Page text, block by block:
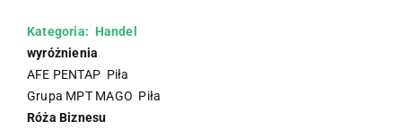
Kategoria: Handel
wyróżnienia
AFE PENTAP Piła
Grupa MPT MAGO Piła
Róża Biznesu